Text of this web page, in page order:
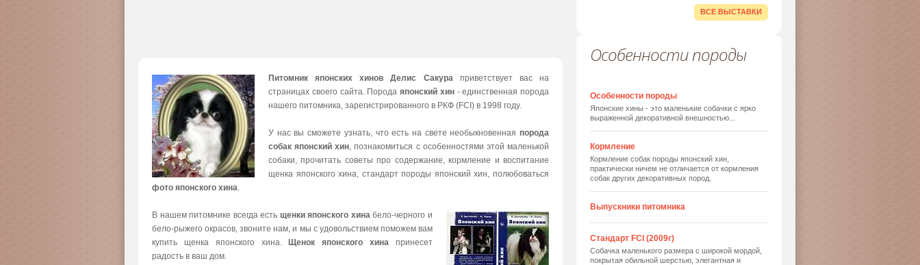
ВСЕ ВЫСТАВКИ
Питомник японских хинов Делис Сакура приветствует вас на
страницах своего сайта. Порода японский хин- единственная порода
нашего питомника, зарегистрированного в РКФ (FCI) в 1998 году.
У нас вы сможете узнать, что есть на свете необыкновенная порода
собак японский хин, познакомиться с особенностями этой маленькой
собаки, прочитать советы про содержание, кормление и воспитание
щенка японского хина, стандарт породы японский хин, полюбоваться
фото японского хина.
В нашем питомнике всегда есть щенки японского хинабело-черного и
бело-рыжего окрасов, звоните нам, и мы с удовольствием поможем вам
купить щенка японского хина.
Щенок японского хина принесет
радость в ваш дом.
Особенности породы
Особенности породы
Японские хины - это маленькие собачки с ярко
выраженной декоративной внешностью...
Кормление
Кормление собак породы японский хин,
практически ничем не отличается от кормления
собак других декоративных пород.
Выпускники питомника
Стандарт FCI (2009г)
Собачка маленького размера с широкой мордой,
покрытая обильной шерстью, элегантная и